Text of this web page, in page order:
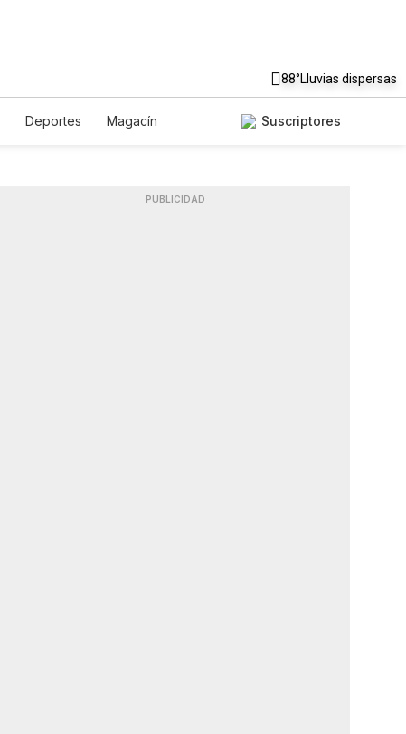
88°Lluvias dispersas
Deportes
Magacín
Suscriptores
PUBLICIDAD